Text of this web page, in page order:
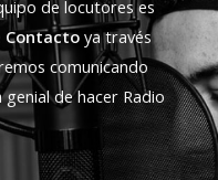
de locutores es
Contacto ya través
comunicando
de hacer Radio